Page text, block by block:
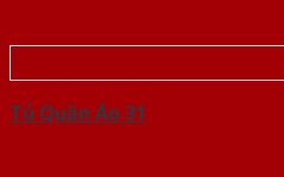
Tủ Quần Áo 31